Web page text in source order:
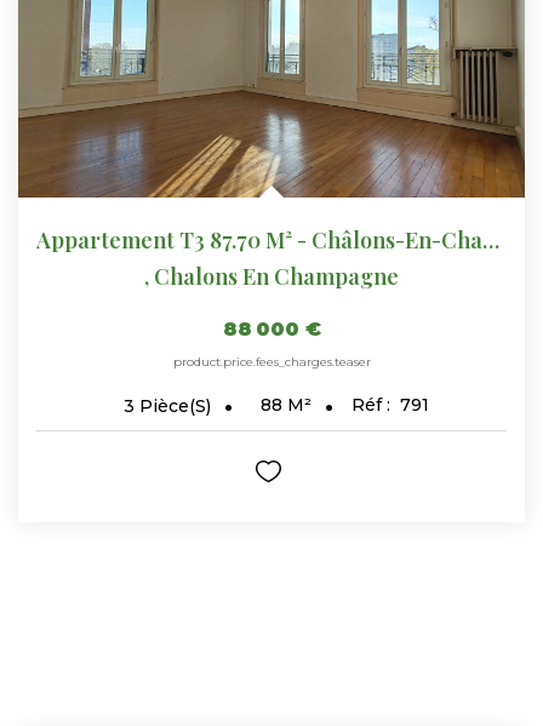
Appartement T3 87.70 M² - Châlons-En-Champagne
, Chalons En Champagne
88 000 €
product.price.fees_charges.teaser
3 Pièce(s) 88 M² Réf : 791